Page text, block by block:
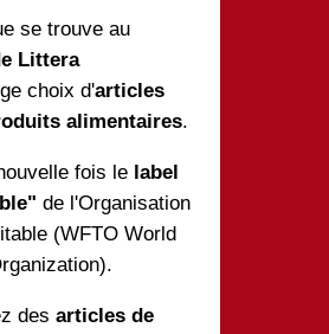
se trouve au
Littera
choix d'articles
alimentaires.
fois lelabel
de l'Organisation
(WFTO World
des articles de